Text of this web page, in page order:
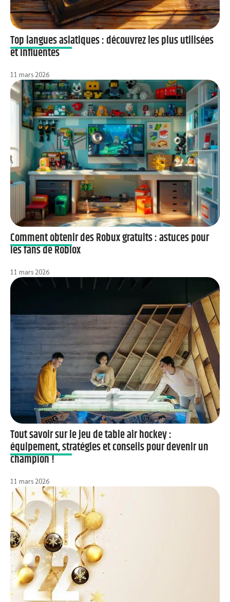
Top langues asiatiques : découvrez les plus utilisées
et influentes
11 mars 2026
Comment obtenir des Robux gratuits : astuces pour
les fans de Roblox
11 mars 2026
Tout savoir sur le jeu de table air hockey :
équipement, stratégies et conseils pour devenir un
champion !
11 mars 2026